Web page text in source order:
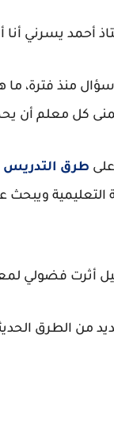
أحمد يسرني أنا
سؤال منذ فترة،
كل معلم أن
طرق التدريس
التعليمية
أثرت فضولي
من الطرق